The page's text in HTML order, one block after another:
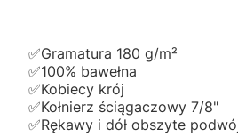
✅️Gramatura 180 g/m²
✅️100% bawełna
✅️Kobiecy krój
✅️Kołnierz ściągaczowy 7/8"
✅️Rękawy i dół obszyte